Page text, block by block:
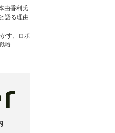
由香利氏
語る理由
す、ロボ
略